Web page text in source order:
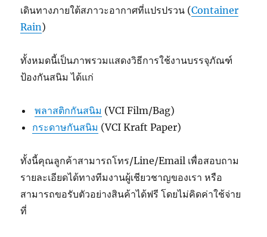
เดินทางภายใต้สภาวะอากาศที่แปรปรวน (Container
Rain)
ทั้งหมดนี้เป็นภาพรวมแสดงวิธีการใช้งานบรรจุภัณฑ์
ป้องกันสนิม ได้แก่
พลาสติกกันสนิม (VCI Film/Bag)
กระดาษกันสนิม (VCI Kraft Paper)
ทั้งนี้คุณลูกค้าสามารถโทร/Line/Email เพื่อสอบถาม
รายละเอียดได้ทางทีมงานผู้เชียวชาญของเรา หรือ
สามารถขอรับตัวอย่างสินค้าได้ฟรี โดยไม่คิดค่าใช้จ่าย
ที่